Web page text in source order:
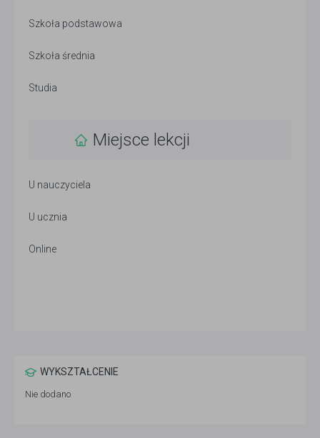
Szkoła podstawowa
Szkoła średnia
Studia
Miejsce lekcji
U nauczyciela
U ucznia
Online
WYKSZTAŁCENIE
Nie dodano